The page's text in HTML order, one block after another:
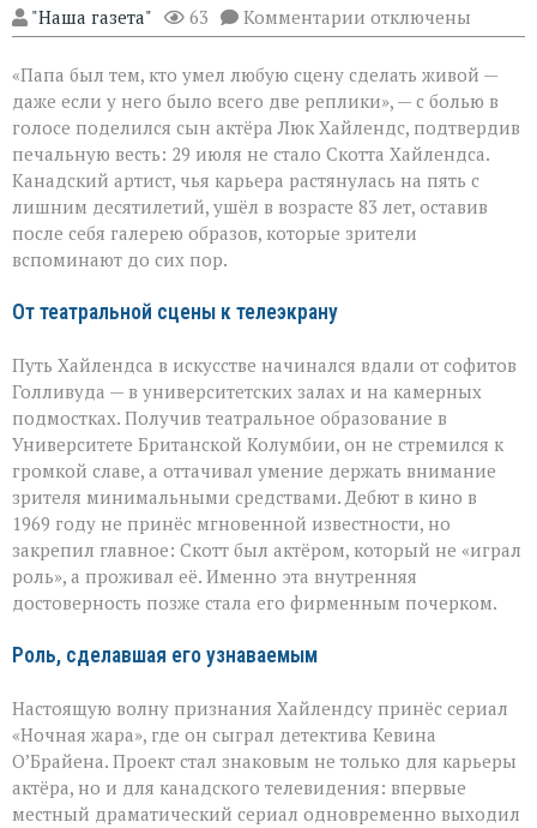
"Наша газета" 63 Комментарии к
записи
умел
делать
второстепенное
незабываемым»:
ушёл
Скотт
Хайлендс
отключены
«Папа был тем, кто умел любую сцену сделать живой —
даже если у него было всего две реплики», — с болью в
голосе поделился сын актёра Люк Хайлендс, подтвердив
печальную весть: 29 июля не стало Скотта Хайлендса.
Канадский артист, чья карьера растянулась на пять с
лишним десятилетий, ушёл в возрасте 83 лет, оставив
после себя галерею образов, которые зрители
вспоминают до сих пор.
От театральной сцены к телеэкрану
Путь Хайлендса в искусстве начинался вдали от софитов
Голливуда — в университетских залах и на камерных
подмостках. Получив театральное образование в
Университете Британской Колумбии, он не стремился к
громкой славе, а оттачивал умение держать внимание
зрителя минимальными средствами. Дебют в кино в
1969 году не принёс мгновенной известности, но
закрепил главное: Скотт был актёром, который не «играл
роль», а проживал её. Именно эта внутренняя
достоверность позже стала его фирменным почерком.
Роль, сделавшая его узнаваемым
Настоящую волну признания Хайлендсу принёс сериал
«Ночная жара», где он сыграл детектива Кевина
О’Брайена. Проект стал знаковым не только для карьеры
актёра, но и для канадского телевидения: впервые
местный драматический сериал одновременно выходил